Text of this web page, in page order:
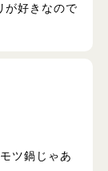
が好きなので
ツ鍋じゃあ